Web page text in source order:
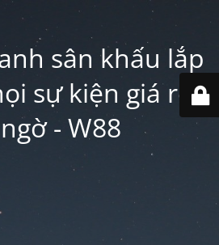
sân khấu lắp
sự kiện giá rẻ
- W88